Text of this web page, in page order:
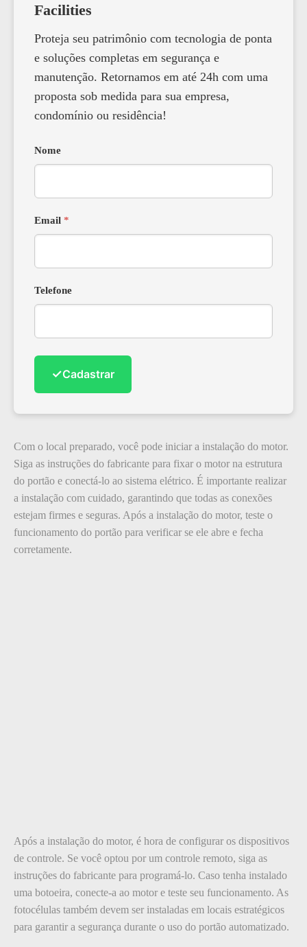
Facilities
Proteja seu patrimônio com tecnologia de ponta
e soluções completas em segurança e
manutenção. Retornamos em até 24h com uma
proposta sob medida para sua empresa,
condomínio ou residência!
Nome
Email *
Telefone
✓Cadastrar
Com o local preparado, você pode iniciar a instalação do motor.
Siga as instruções do fabricante para fixar o motor na estrutura
do portão e conectá-lo ao sistema elétrico. É importante realizar
a instalação com cuidado, garantindo que todas as conexões
estejam firmes e seguras. Após a instalação do motor, teste o
funcionamento do portão para verificar se ele abre e fecha
corretamente.
Após a instalação do motor, é hora de configurar os dispositivos
de controle. Se você optou por um controle remoto, siga as
instruções do fabricante para programá-lo. Caso tenha instalado
uma botoeira, conecte-a ao motor e teste seu funcionamento. As
fotocélulas também devem ser instaladas em locais estratégicos
para garantir a segurança durante o uso do portão automatizado.